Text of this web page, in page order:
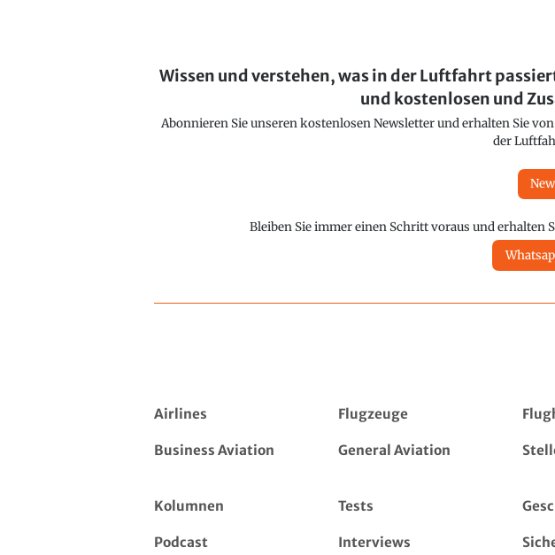
Wissen und verstehen, was in der Luftfahrt
und kostenlosen und
Abonnieren Sie unseren kostenlosen Newsletter und erhalten Sie
der
Bleiben Sie immer einen Schritt voraus und erhalten
Airlines Flugzeuge
Business Aviation General Aviation
Kolumnen Tests
Podcast Interviews